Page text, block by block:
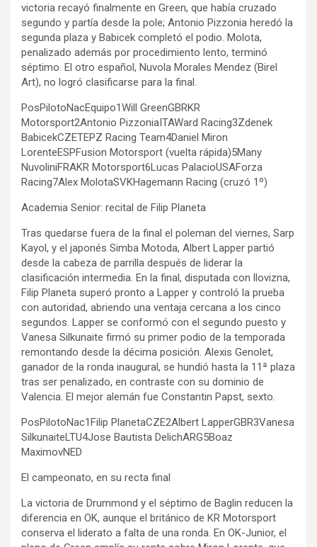
victoria recayó finalmente en Green, que había cruzado
segundo y partía desde la pole; Antonio Pizzonia heredó la
segunda plaza y Babicek completó el podio. Molota,
penalizado además por procedimiento lento, terminó
séptimo. El otro español, Nuvola Morales Mendez (Birel
Art), no logró clasificarse para la final.
PosPilotoNacEquipo1Will GreenGBRKR
Motorsport2Antonio PizzoniaITAWard Racing3Zdenek
BabicekCZETEPZ Racing Team4Daniel Miron
LorenteESPFusion Motorsport (vuelta rápida)5Many
NuvoliniFRAKR Motorsport6Lucas PalacioUSAForza
Racing7Alex MolotaSVKHagemann Racing (cruzó 1º)
Academia Senior: recital de Filip Planeta
Tras quedarse fuera de la final el poleman del viernes, Sarp
Kayol, y el japonés Simba Motoda, Albert Lapper partió
desde la cabeza de parrilla después de liderar la
clasificación intermedia. En la final, disputada con llovizna,
Filip Planeta superó pronto a Lapper y controló la prueba
con autoridad, abriendo una ventaja cercana a los cinco
segundos. Lapper se conformó con el segundo puesto y
Vanesa Silkunaite firmó su primer podio de la temporada
remontando desde la décima posición. Alexis Genolet,
ganador de la ronda inaugural, se hundió hasta la 11ª plaza
tras ser penalizado, en contraste con su dominio de
Valencia. El mejor alemán fue Constantin Papst, sexto.
PosPilotoNac1Filip PlanetaCZE2Albert LapperGBR3Vanesa
SilkunaiteLTU4Jose Bautista DelichARG5Boaz
MaximovNED
El campeonato, en su recta final
La victoria de Drummond y el séptimo de Baglin reducen la
diferencia en OK, aunque el británico de KR Motorsport
conserva el liderato a falta de una ronda. En OK-Junior, el